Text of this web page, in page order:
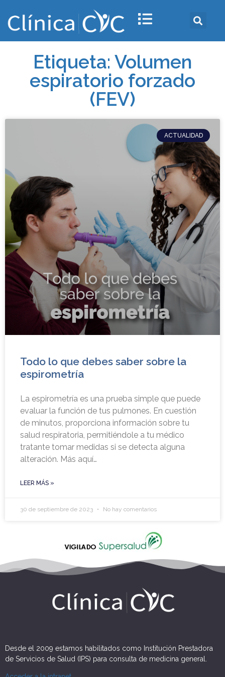
Etiqueta: Volumen
espiratorio forzado
(FEV)
ACTUALIDAD
Todo lo que debes saber sobre la
espirometría
La espirometría es una prueba simple que puede
evaluar la función de tus pulmones. En cuestión
de minutos, proporciona información sobre tu
salud respiratoria, permitiéndole a tu médico
tratante tomar medidas si se detecta alguna
alteración. Más aquí…
LEER MÁS »
30 de septiembre de 2023 No hay comentarios
Desde el 2009 estamos habilitados como Institución Prestadora
de Servicios de Salud (IPS) para consulta de medicina general.